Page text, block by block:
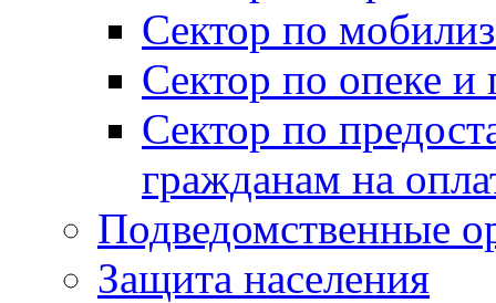
Сектор по
Сектор по опеке и
Сектор по
гражданам на
Подведомственные
Защита населения